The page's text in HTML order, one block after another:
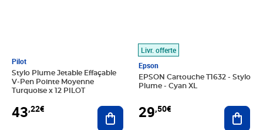
Pilot
Stylo Plume Jetable Effaçable
V-Pen Pointe Moyenne
Turquoise x 12 PILOT
43,22€ Ajouter au panier
Livr. offerte
Epson
EPSON Cartouche T1632 - Stylo
Plume - Cyan XL
29,50€